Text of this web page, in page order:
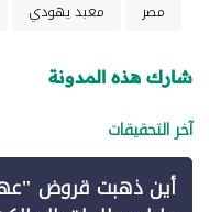
مصر معبد يهودي
شارك هذه المدونة
آخر التحقيقات